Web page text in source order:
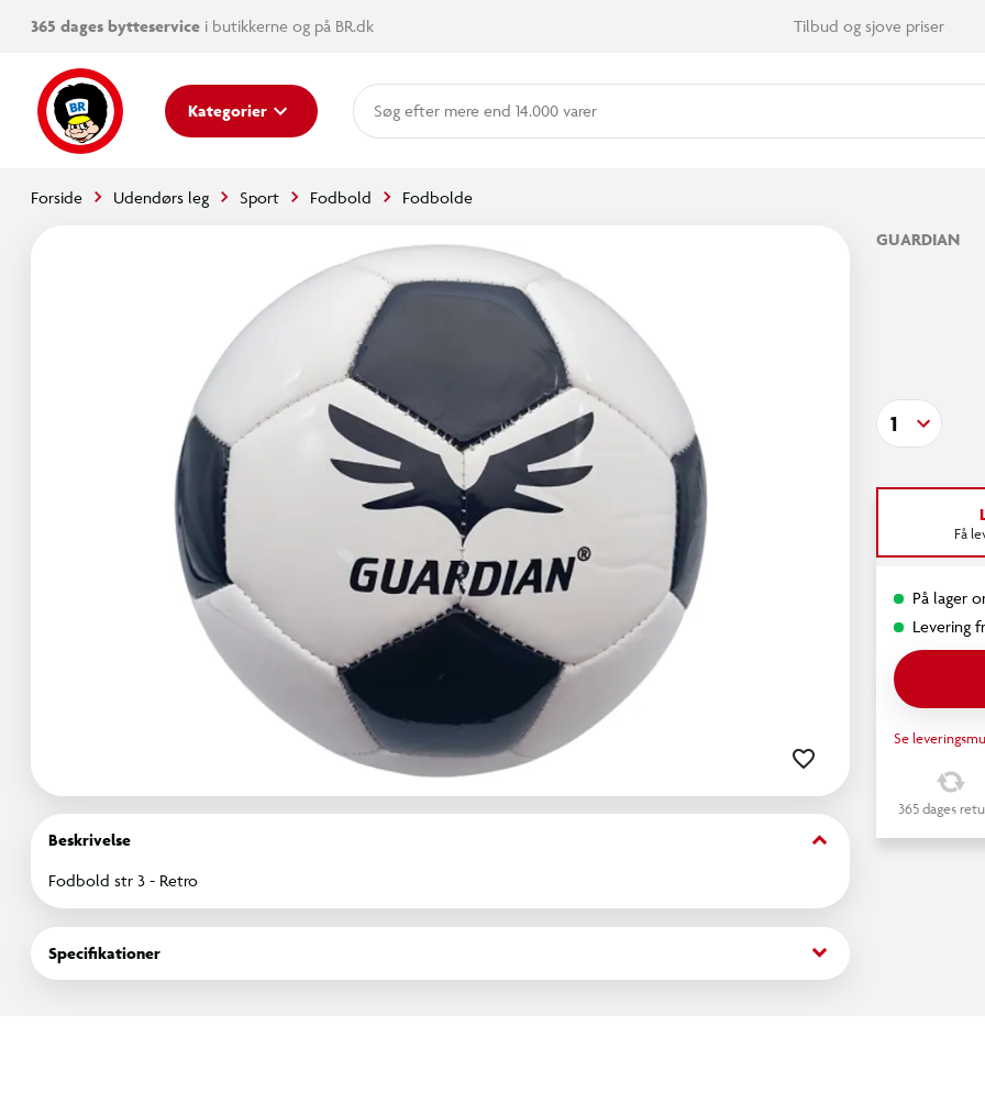
365 dages bytteservice i butikkerne og på BR.dk Tilbud og sjove priser
Kategorier mere end 14.000 varer
Forside Udendørs leg Sport Fodbold Fodbolde
Beskrivelse keyboard_arrow_down
Fodbold str 3 - Retro
Specifikationer keyboard_arrow_down
GUARDIAN
1
Få
På lager
Levering
Se
365 dages